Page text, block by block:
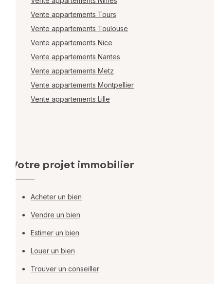
Vente appartements Tours
Vente appartements Toulouse
Vente appartements Nice
Vente appartements Nantes
Vente appartements Metz
Vente appartements Montpellier
Vente appartements Lille
Votre projet immobilier
Acheter un bien
Vendre un bien
Estimer un bien
Louer un bien
Trouver un conseiller